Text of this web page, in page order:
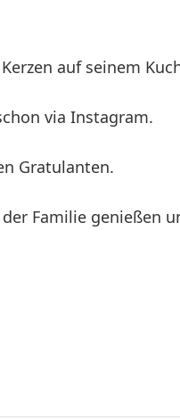
auf seinem
via Instagram.
Gratulanten.
Familie genießen